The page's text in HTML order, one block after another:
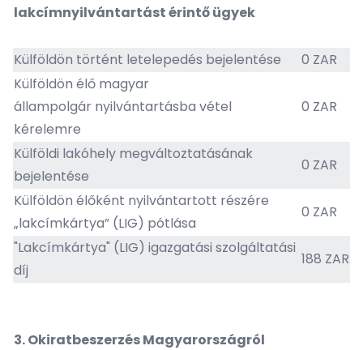
lakcímnyilvántartást érintő ügyek
Külföldön történt letelepedés bejelentése
0 ZAR
Külföldön élő magyar
állampolgár nyilvántartásba vétel
kérelemre
0 ZAR
Külföldi lakóhely megváltoztatásának
bejelentése
0 ZAR
Külföldön élőként nyilvántartott részére
„lakcímkártya” (LIG) pótlása
0 ZAR
"Lakcímkártya" (LIG) igazgatási szolgáltatási
díj
188 ZAR
3.Okiratbeszerzés Magyarországról